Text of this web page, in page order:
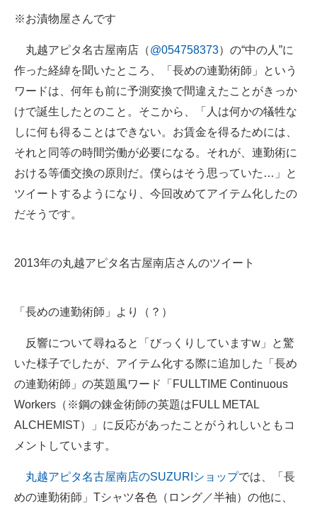
※お漬物屋さんです
丸越アピタ名古屋南店（@054758373）の“中の人”に
作った経緯を聞いたところ、「長めの連勤術師」という
ワードは、何年も前に予測変換で間違えたことがきっか
けで誕生したとのこと。そこから、「人は何かの犠牲な
しに何も得ることはできない。お賃金を得るためには、
それと同等の時間労働が必要になる。それが、連勤術に
おける等価交換の原則だ。僕らはそう思っていた…」と
ツイートするようになり、今回改めてアイテム化したの
だそうです。
2013年の丸越アピタ名古屋南店さんのツイート
「長めの連勤術師」より（？）
反響について尋ねると「びっくりしていますw」と驚
いた様子でしたが、アイテム化する際に追加した「長め
の連勤術師」の英題風ワード「FULLTIME Continuous
Workers（※鋼の錬金術師の英題はFULL METAL
ALCHEMIST）」に反応があったことがうれしいともコ
メントしています。
丸越アピタ名古屋南店のSUZURIショップでは、「長
めの連勤術師」Tシャツ各色（ロング／半袖）の他に、